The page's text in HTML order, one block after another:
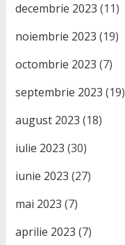
decembrie 2023 (11)
noiembrie 2023 (19)
octombrie 2023 (7)
septembrie 2023 (19)
august 2023 (18)
iulie 2023 (30)
iunie 2023 (27)
mai 2023 (7)
aprilie 2023 (7)